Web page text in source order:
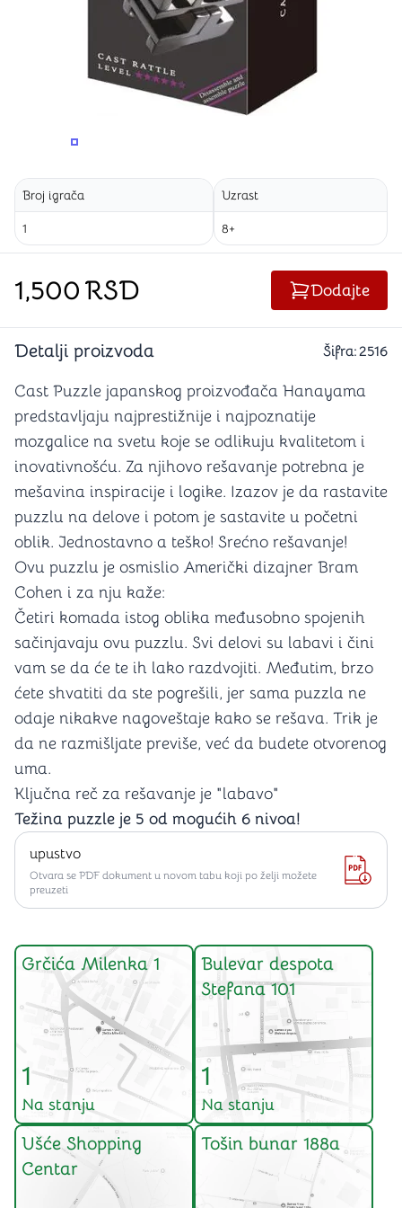
PROMENITE UGAO GLEDANJA
Broj igrača
1
Uzrast
8+
1,500RSD Dodajte
Detalji proizvoda Šifra:2516
Cast Puzzle japanskog proizvođača Hanayama
predstavljaju najprestižnije i najpoznatije
mozgalice na svetu koje se odlikuju kvalitetom i
inovativnošću. Za njihovo rešavanje potrebna je
mešavina inspiracije i logike. Izazov je da rastavite
puzzlu na delove i potom je sastavite u početni
oblik. Jednostavno a teško! Srećno rešavanje!
Ovu puzzlu je osmislio Američki dizajner Bram
Cohen i za nju kaže:
Četiri komada istog oblika međusobno spojenih
sačinjavaju ovu puzzlu. Svi delovi su labavi i čini
vam se da će te ih lako razdvojiti. Međutim, brzo
ćete shvatiti da ste pogrešili, jer sama puzzla ne
odaje nikakve nagoveštaje kako se rešava. Trik je
da ne razmišljate previše, već da budete otvorenog
uma.
Ključna reč za rešavanje je "labavo"
Težina puzzle je 5 od mogućih 6 nivoa!
upustvo
Otvara se PDF dokument u novom tabu koji po želji možete
preuzeti
Grčića Milenka 1
1
Na stanju
Bulevar despota
Stefana 101
1
Na stanju
Ušće Shopping
Centar
Tošin bunar 188a